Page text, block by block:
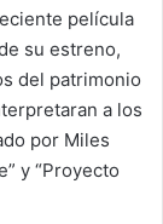
película
su estreno,
del patrimonio
a los
por Miles
y “Proyecto